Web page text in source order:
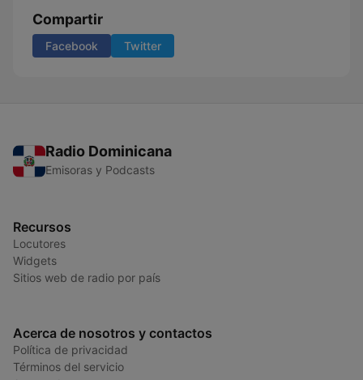
Compartir
Facebook Twitter
Radio Dominicana
Emisoras y Podcasts
Recursos
Locutores
Widgets
Sitios web de radio por país
Acerca de nosotros y contactos
Política de privacidad
Términos del servicio